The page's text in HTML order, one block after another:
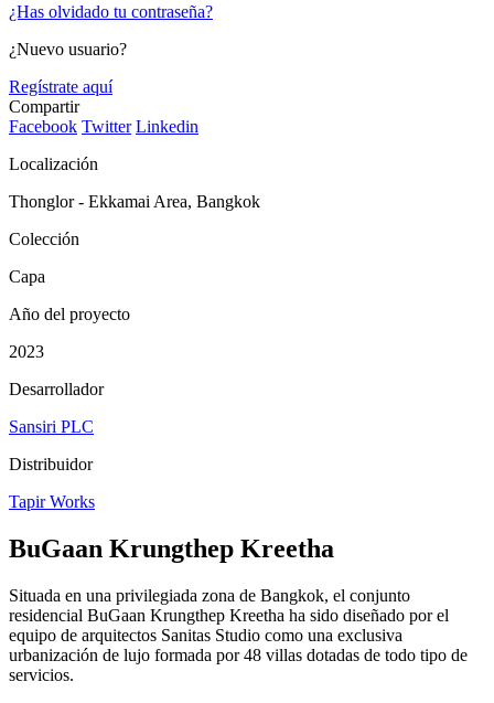
¿Has olvidado tu contraseña?
¿Nuevo usuario?
Regístrate aquí
Compartir
Facebook Twitter Linkedin
Localización
Thonglor - Ekkamai Area, Bangkok
Colección
Capa
Año del proyecto
2023
Desarrollador
Sansiri PLC
Distribuidor
Tapir Works
BuGaan Krungthep Kreetha
Situada en una privilegiada zona de Bangkok, el conjunto
residencial BuGaan Krungthep Kreetha ha sido diseñado por el
equipo de arquitectos Sanitas Studio como una exclusiva
urbanización de lujo formada por 48 villas dotadas de todo tipo de
servicios.